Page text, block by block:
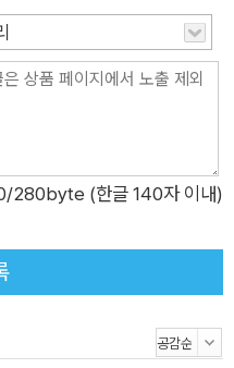
내용을 확인하고 나면 물건
합니다. “오늘도 물을
! 우리나라는 물
국가’로 지정한 국제인구행
다 다양한 요인을 고려하지
눈 수치인 만큼 신뢰할 수 없
발표한 ‘2019년 세계 물 보
스 국가’로 분류하고 있습니
면 머지않아 수도꼭지를 틀
/280byte (한글 140자 이내)